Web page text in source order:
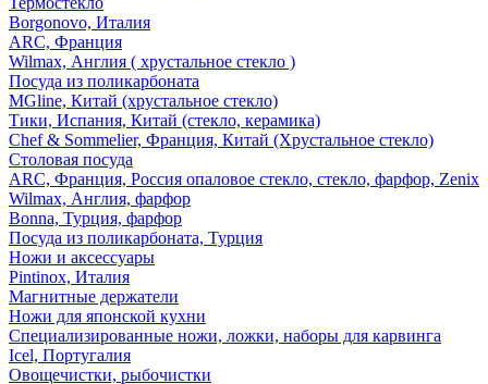
Borgonovo, Италия
ARC, Франция
Wilmax, Англия ( хрустальное стекло )
Посуда из поликарбоната
MGline, Китай (хрустальное стекло)
Тики, Испания, Китай (стекло, керамика)
Chef & Sommelier, Франция, Китай (Хрустальное стекло)
Столовая посуда
ARC, Франция, Россия опаловое стекло, стекло, фарфор, Zenix
Wilmax, Англия, фарфор
Bonna, Турция, фарфор
Посуда из поликарбоната, Турция
Ножи и аксессуары
Pintinox, Италия
Магнитные держатели
Ножи для японской кухни
Специализированные ножи, ложки, наборы для карвинга
Icel, Португалия
Овощечистки, рыбочистки